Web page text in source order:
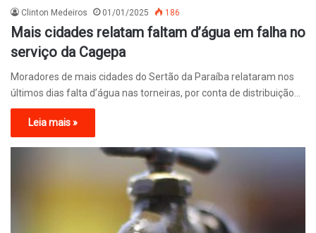
Clinton Medeiros 01/01/2025 186
Mais cidades relatam faltam d’água em falha no
serviço da Cagepa
Moradores de mais cidades do Sertão da Paraíba relataram nos
últimos dias falta d’água nas torneiras, por conta de distribuição…
Leia mais »